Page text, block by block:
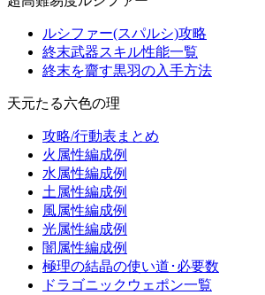
ルシファー(スパルシ)攻略
終末武器スキル性能一覧
終末を齎す黒羽の入手方法
天元たる六色の理
攻略/行動表まとめ
火属性編成例
水属性編成例
土属性編成例
風属性編成例
光属性編成例
闇属性編成例
極理の結晶の使い道･必要数
ドラゴニックウェポン一覧